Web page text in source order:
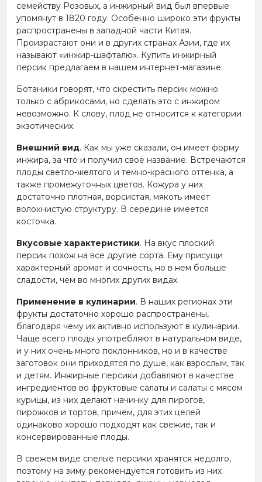
семейству Розовых, а инжирный вид был впервые
упомянут в 1820 году. Особенно широко эти фрукты
распространены в западной части Китая.
Произрастают они и в других странах Азии, где их
называют «инжир-шафталю». Купить инжирный
персик предлагаем в нашем интернет-магазине.
Ботаники говорят, что скрестить персик можно
только с абрикосами, но сделать это с инжиром
невозможно. К слову, плод не относится к категории
экзотических.
Внешний вид. Как мы уже сказали, он имеет форму
инжира, за что и получил свое название. Встречаются
плоды светло-желтого и темно-красного оттенка, а
также промежуточных цветов. Кожура у них
достаточно плотная, ворсистая, мякоть имеет
волокнистую структуру. В середине имеется
косточка.
Вкусовые характеристики. На вкус плоский
персик похож на все другие сорта. Ему присущи
характерный аромат и сочность, но в нем больше
сладости, чем во многих других видах.
Применение в кулинарии. В наших регионах эти
фрукты достаточно хорошо распространены,
благодаря чему их активно используют в кулинарии.
Чаще всего плоды употребляют в натуральном виде,
и у них очень много поклонников, но и в качестве
заготовок они приходятся по душе, как взрослым, так
и детям. Инжирные персики добавляют в качестве
ингредиентов во фруктовые салаты и салаты с мясом
курицы, из них делают начинку для пирогов,
пирожков и тортов, причем, для этих целей
одинаково хорошо подходят как свежие, так и
консервированные плоды.
В свежем виде спелые персики хранятся недолго,
поэтому на зиму рекомендуется готовить из них